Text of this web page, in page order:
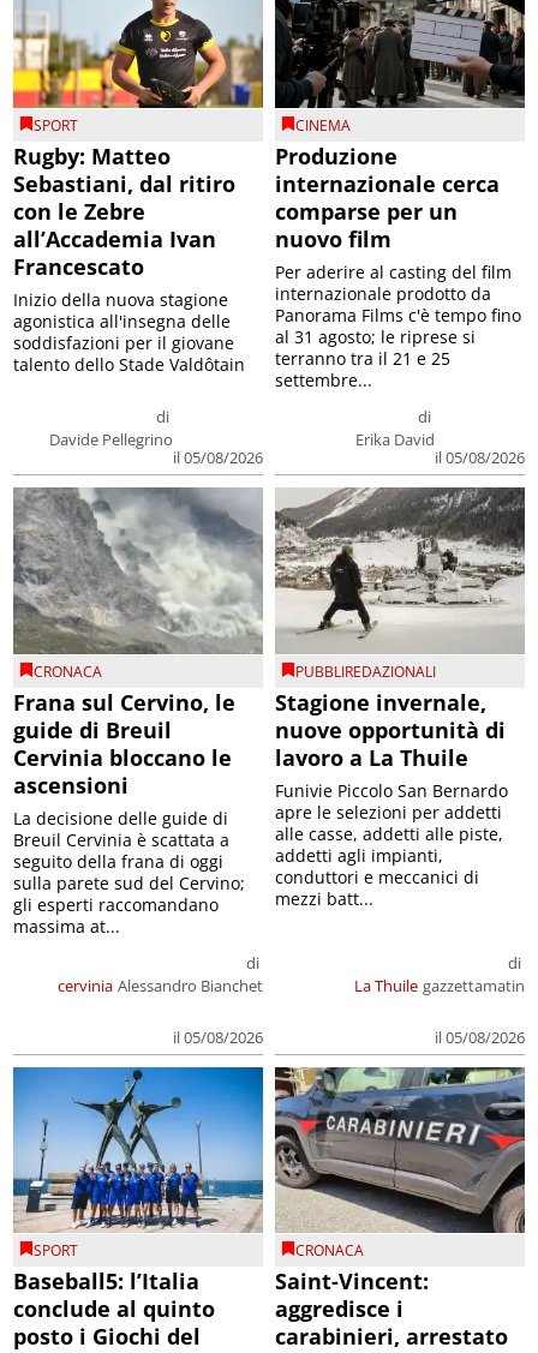
SPORT
Rugby: Matteo
Sebastiani, dal ritiro
con le Zebre
all’Accademia Ivan
Francescato
di
Davide Pellegrino
il 05/08/2026
Inizio della nuova stagione
agonistica all'insegna delle
soddisfazioni per il giovane
talento dello Stade Valdôtain
CINEMA
Produzione
internazionale cerca
comparse per un
nuovo film
di
Erika David
il 05/08/2026
Per aderire al casting del film
internazionale prodotto da
Panorama Films c'è tempo fino
al 31 agosto; le riprese si
terranno tra il 21 e 25
settembre...
CRONACA
Frana sul Cervino, le
guide di Breuil
Cervinia bloccano le
ascensioni
cervinia
di
Alessandro Bianchet
il 05/08/2026
La decisione delle guide di
Breuil Cervinia è scattata a
seguito della frana di oggi
sulla parete sud del Cervino;
gli esperti raccomandano
massima at...
PUBBLIREDAZIONALI
Stagione invernale,
nuove opportunità di
lavoro a La Thuile
La Thuile
di
gazzettamatin
il 05/08/2026
Funivie Piccolo San Bernardo
apre le selezioni per addetti
alle casse, addetti alle piste,
addetti agli impianti,
conduttori e meccanici di
mezzi batt...
SPORT
Baseball5: l’Italia
conclude al quinto
posto i Giochi del
CRONACA
Saint-Vincent:
aggredisce i
carabinieri, arrestato